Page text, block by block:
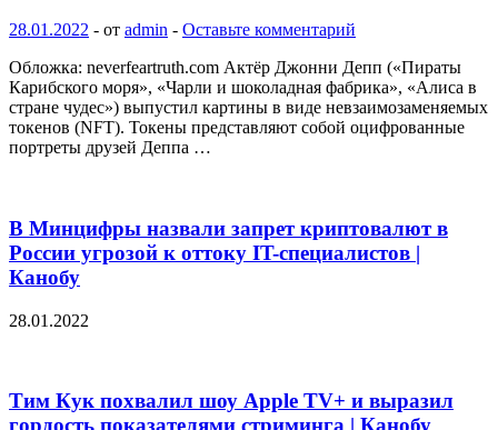
28.01.2022 - от admin - Оставьте комментарий
Обложка: neverfeartruth.com Актёр Джонни Депп («Пираты
Карибского моря», «Чарли и шоколадная фабрика», «Алиса в
стране чудес») выпустил картины в виде невзаимозаменяемых
токенов (NFT). Токены представляют собой оцифрованные
портреты друзей Деппа …
В Минцифры назвали запрет криптовалют в
России угрозой к оттоку IT-специалистов |
Канобу
28.01.2022
Тим Кук похвалил шоу Apple TV+ и выразил